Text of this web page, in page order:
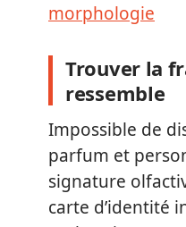
morphologie
Trouver la
ressemble
Impossible de
parfum et
signature
carte d’identité